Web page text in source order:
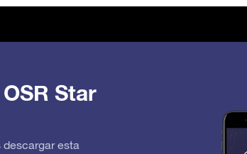
Star
descargar esta